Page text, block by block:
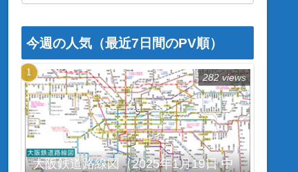
今週の人気（最近7日間のPV順）
大阪鉄道路線図（2025年1月19日 中
282 views